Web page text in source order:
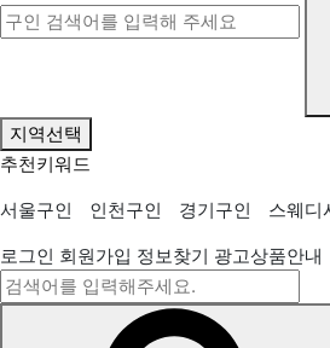
지역선택
추천키워드
서울구인
인천구인 경기구인
스웨디
로그인 회원가입 정보찾기 광고상품안내